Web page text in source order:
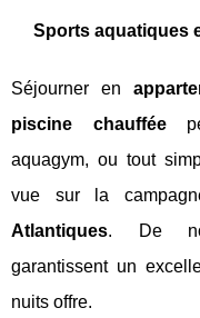
Sports aquatiques
Séjourner en
piscine chauffée
aquagym, ou tout
vue sur la
Atlantiques. De
garantissent un
nuits offre.